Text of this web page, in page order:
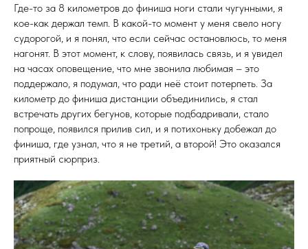
Где-то за 8 километров до финиша ноги стали чугунными, я
кое-как держал темп. В какой-то момент у меня свело ногу
судорогой, и я понял, что если сейчас остановлюсь, то меня
нагонят. В этот момент, к слову, появилась связь, и я увидел
на часах оповещение, что мне звонила любимая – это
поддержало, я подумал, что ради неё стоит потерпеть. За
километр до финиша дистанции объединились, я стал
встречать других бегунов, которые подбадривали, стало
попроще, появился прилив сил, и я потихоньку добежал до
финиша, где узнал, что я не третий, а второй! Это оказался
приятный сюрприз.